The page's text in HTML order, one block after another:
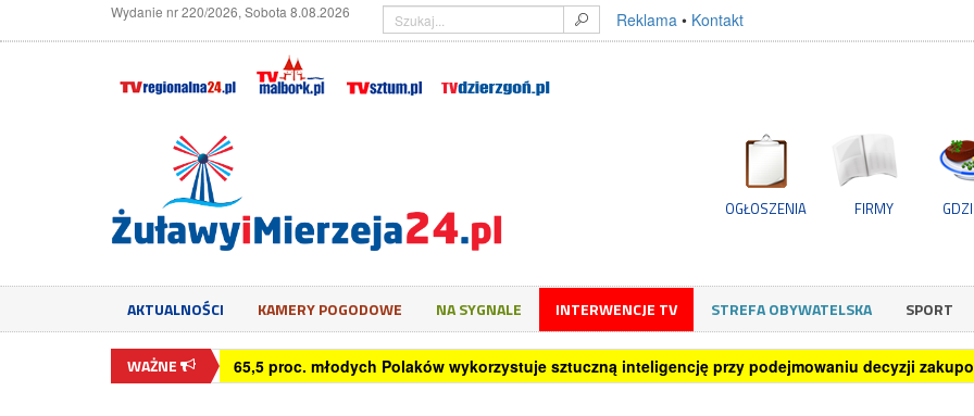
Wydanie nr 220/2026, Sobota 8.08.2026 Reklama • Kontakt
OGŁOSZENIA FIRMY
AKTUALNOŚCI KAMERY POGODOWE NA SYGNALE INTERWENCJE TV STREFA OBYWATELSKA SPORT
WAŻNE 65,5 proc. młodych Polaków wykorzystuje sztuczną inteligencję przy podejmowaniu decyzji